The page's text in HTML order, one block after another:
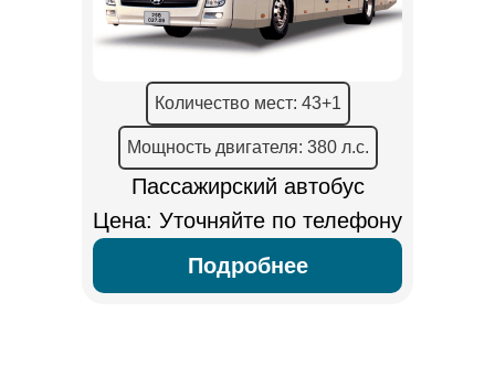
Количество мест: 43+1
Мощность двигателя: 380 л.с.
Пассажирский автобус
Цена: Уточняйте по телефону
Подробнее